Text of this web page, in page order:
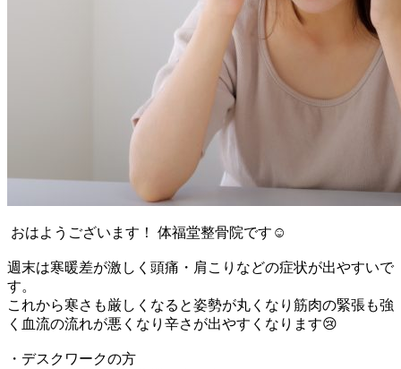
おはようございます！ 体福堂整骨院です☺
週末は寒暖差が激しく頭痛・肩こりなどの症状が出やすいで
す。
これから寒さも厳しくなると姿勢が丸くなり筋肉の緊張も強
く血流の流れが悪くなり辛さが出やすくなります😢
・デスクワークの方